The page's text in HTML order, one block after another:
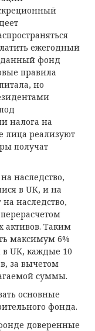
ежегодный
данный фонд
правила
но
налога на
лица реализуют
получат
наследство,
в UK, и на
наследство,
Таким
максимум 6%
в UK, каждые 10
за вычетом
суммы.
основные
фонда.
доверенные